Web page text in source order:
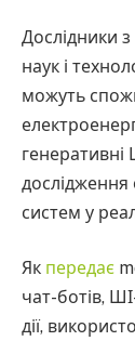
Дослідники
наук і
можуть
дослідження
систем у
Як передає
чат-ботів,
дії,